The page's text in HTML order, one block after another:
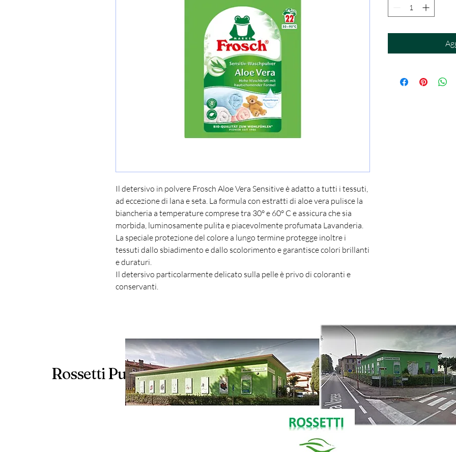
Il detersivo in polvere Frosch Aloe Vera Sensitive è adatto a tutti i tessuti,
ad eccezione di lana e seta. La formula con estratti di aloe vera pulisce la
biancheria a temperature comprese tra 30° e 60° C e assicura che sia
morbida, luminosamente pulita e piacevolmente profumata Lavanderia.
La speciale protezione del colore a lungo termine protegge inoltre i
tessuti dallo sbiadimento e dallo scolorimento e garantisce colori brillanti
e duraturi.
Il detersivo particolarmente delicato sulla pelle è privo di coloranti e
conservanti.
Rossetti Pulizie
(+39)
via Galileo